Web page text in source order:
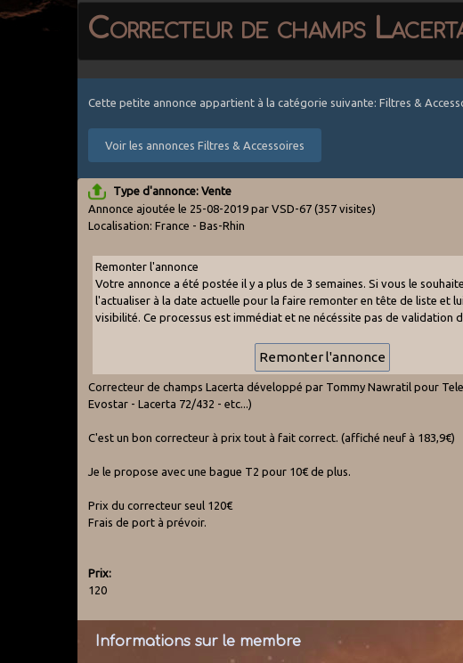
Correcteur de champs
Cette petite annonce appartient à la catégorie suivante: Filtres &
Voir les annonces Filtres & Accessoires
Type d'annonce: Vente
Annonce ajoutée le 25-08-2019 par VSD-67(357 visites)
Localisation: France - Bas-Rhin
Remonter l'annonce
Votre annonce a été postée il y a plus de 3 semaines. Si vous le
l'actualiser à la date actuelle pour la faire remonter en tête de liste et
visibilité. Ce processus est immédiat et ne nécéssite pas de validation
Correcteur de champs Lacerta développé par Tommy Nawratil pour
Evostar - Lacerta 72/432 - etc...)
C'est un bon correcteur à prix tout à fait correct. (affiché neuf à 183,9€)
Je le propose avec une bague T2 pour 10€ de plus.
Prix du correcteur seul 120€
Frais de port à prévoir.
Prix:
120
Informations sur le membre